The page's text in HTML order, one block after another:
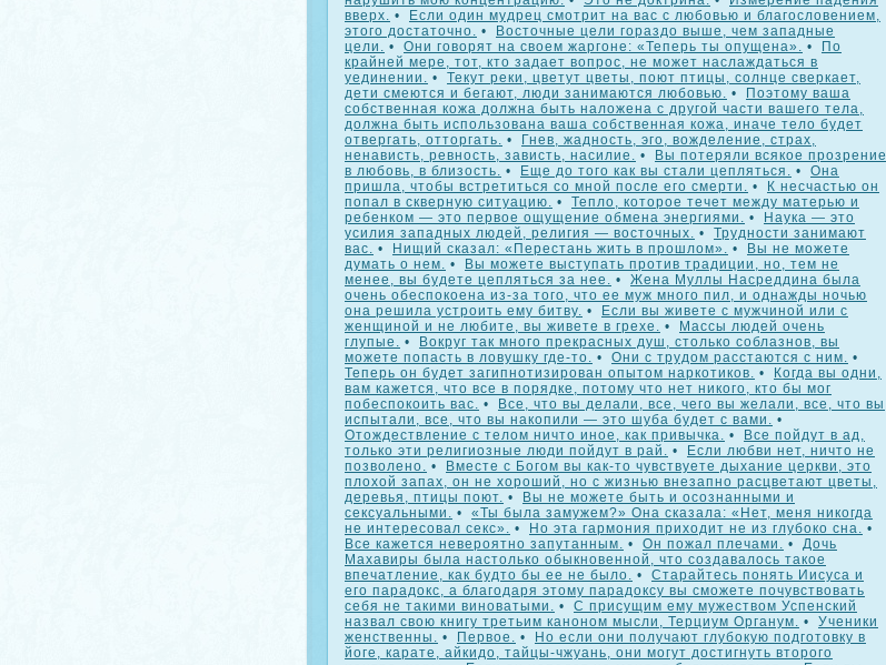
вверх. •
Если один мудрец смотрит на вас с любовью и благословением,
этого достаточно. •
Восточные цели гораздо выше, чем западные
цели. • Они говорят на своем жаргоне: «Теперь ты опущена». •
По
крайней мере, тот, кто задает вопрос, не может наслаждаться в
уединении. • Текут реки, цветут цветы, поют птицы, солнце сверкает,
дети смеются и бегают, люди занимаются любовью. •
Поэтому ваша
собственная кожа должна быть наложена с другой части вашего тела,
должна быть использована ваша собственная кожа, иначе тело будет
отвергать, отторгать. •
Гнев, жадность, эго, вожделение, страх,
ненависть, ревность, зависть, насилие. •
Вы потеряли всякое прозрение
в любовь, в близость. • Еще до того как вы стали цепляться. • Она
пришла, чтобы встретиться со мной после его смерти. •
К несчастью он
попал в скверную ситуацию. • Тепло, которое течет между матерью и
ребенком — это первое ощущение обмена энергиями. •
Наука — это
усилия западных людей, религия — восточных. • Трудности занимают
вас. • Нищий сказал: «Перестань жить в прошлом». •
Вы не можете
думать о нем. •
Вы можете выступать против традиции, но, тем не
менее, вы будете цепляться за нее. • Жена Муллы Насреддина была
очень обеспокоена из-за того, что ее муж много пил, и однажды ночью
она решила устроить ему битву. •
Если вы живете с мужчиной или с
женщиной и не любите, вы живете в грехе. •
Массы людей очень
глупые. •
Вокруг так много прекрасных душ, столько соблазнов, вы
можете попасть в ловушку где-то. • Они с трудом расстаются с ним. •
Теперь он будет загипнотизирован опытом наркотиков. •
Когда вы одни,
вам кажется, что все в порядке, потому что нет никого, кто бы мог
побеспокоить вас. •
Все, что вы делали, все, чего вы желали, все, что вы
испытали, все, что вы накопили — это шуба будет с вами. •
Отождествление с телом ничто иное, как привычка. •
Все пойдут в ад,
только эти религиозные люди пойдут в рай. •
Если любви нет, ничто не
позволено. •
Вместе с Богом вы как-то чувствуете дыхание церкви, это
плохой запах, он не хороший, но с жизнью внезапно расцветают цветы,
деревья, птицы поют. •
Вы не можете быть и осознанными и
сексуальными. • «Ты была замужем?» Она сказала: «Нет, меня никогда
не интересовал секс». • Но эта гармония приходит не из глубоко сна. •
Все кажется невероятно запутанным. • Он пожал плечами. • Дочь
Махавиры была настолько обыкновенной, что создавалось такое
впечатление, как будто бы ее не было. • Старайтесь понять Иисуса и
его парадокс, а благодаря этому парадоксу вы сможете почувствовать
себя не такими виноватыми. • С присущим ему мужеством Успенский
назвал свою книгу третьим каноном мысли, Терциум Органум. • Ученики
женственны. • Первое. •
Но если они получают глубокую подготовку в
йоге, карате, айкидо, тайцы-чжуань, они могут достигнуть второго